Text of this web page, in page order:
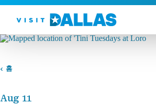
본문으로 건너뛰기
홈
Aug 11